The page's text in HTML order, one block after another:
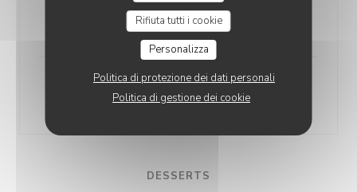
Rifiuta tutti i cookie
Personalizza
Politica di protezione dei dati personali
Politica di gestione dei cookie
Pont l'Evêque
5,00 EUR
Fromage du moment
5,00 EUR
DESSERTS